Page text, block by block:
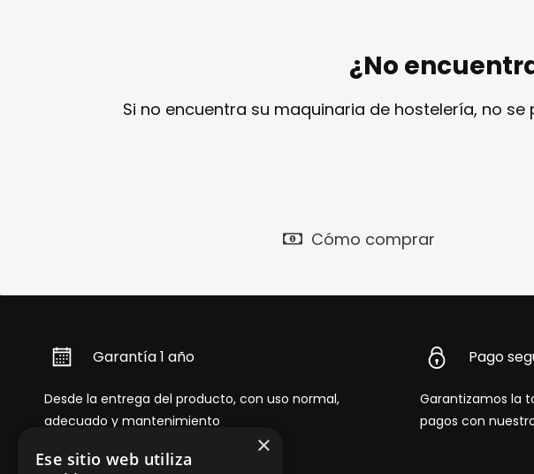
¿No
Si no encuentra su maquinaria de hostelería, no
Cómo comprar
Garantía 1 año
Desde la entrega del producto, con uso normal,
adecuado y mantenimiento
Pago
Garantizamos la
pagos con
×
Ese sitio web utiliza